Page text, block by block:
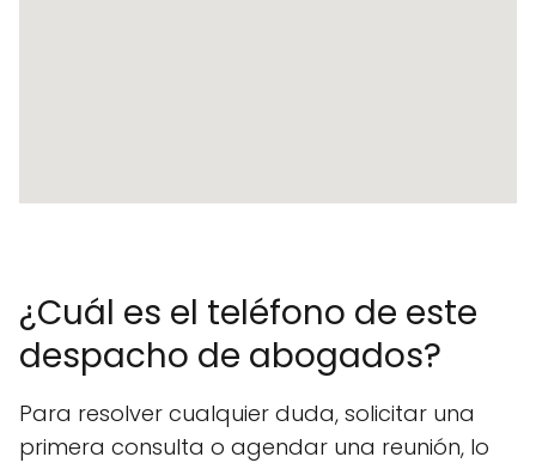
¿Cuál es el teléfono de este
despacho de abogados?
Para resolver cualquier duda, solicitar una
primera consulta o agendar una reunión, lo